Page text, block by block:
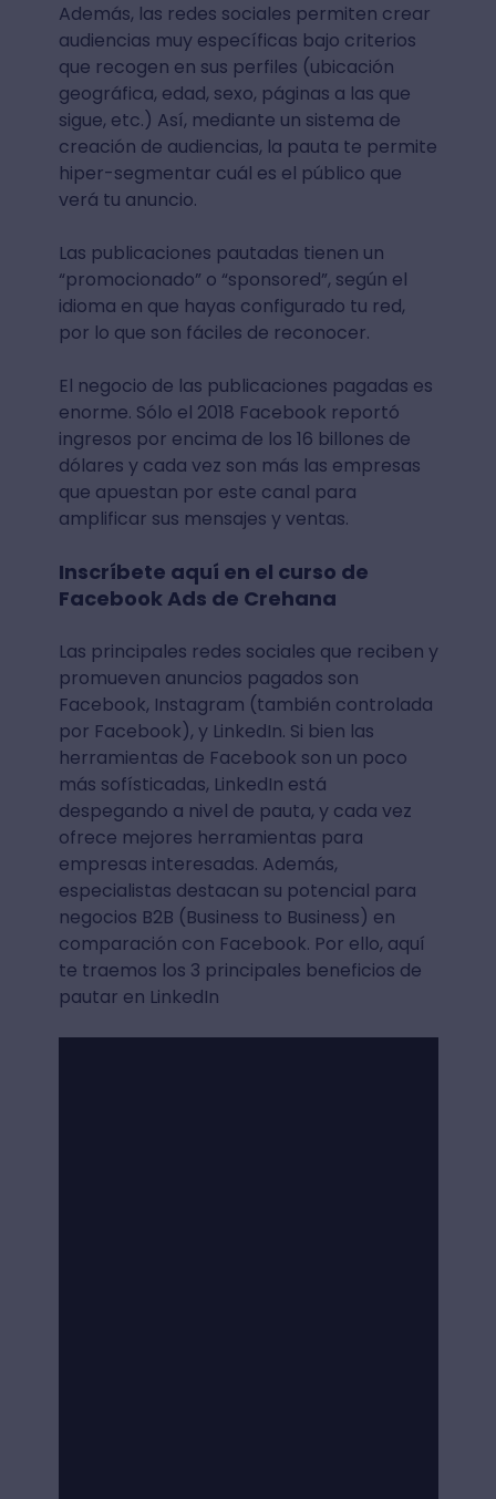
Además, las redes sociales permiten crear
audiencias muy específicas bajo criterios
que recogen en sus perfiles (ubicación
geográfica, edad, sexo, páginas a las que
sigue, etc.) Así, mediante un sistema de
creación de audiencias, la pauta te permite
hiper-segmentar cuál es el público que
verá tu anuncio.
Las publicaciones pautadas tienen un
“promocionado” o “sponsored”, según el
idioma en que hayas configurado tu red,
por lo que son fáciles de reconocer.
El negocio de las publicaciones pagadas es
enorme. Sólo el 2018 Facebook reportó
ingresos por encima de los 16 billones de
dólares y cada vez son más las empresas
que apuestan por este canal para
amplificar sus mensajes y ventas.
Inscríbete aquí en el curso de
Facebook Ads de Crehana
Las principales redes sociales que reciben y
promueven anuncios pagados son
Facebook, Instagram (también controlada
por Facebook), y LinkedIn. Si bien las
herramientas de Facebook son un poco
más sofísticadas, LinkedIn está
despegando a nivel de pauta, y cada vez
ofrece mejores herramientas para
empresas interesadas. Además,
especialistas destacan su potencial para
negocios B2B (Business to Business) en
comparación con Facebook. Por ello, aquí
te traemos los 3 principales beneficios de
pautar en LinkedIn